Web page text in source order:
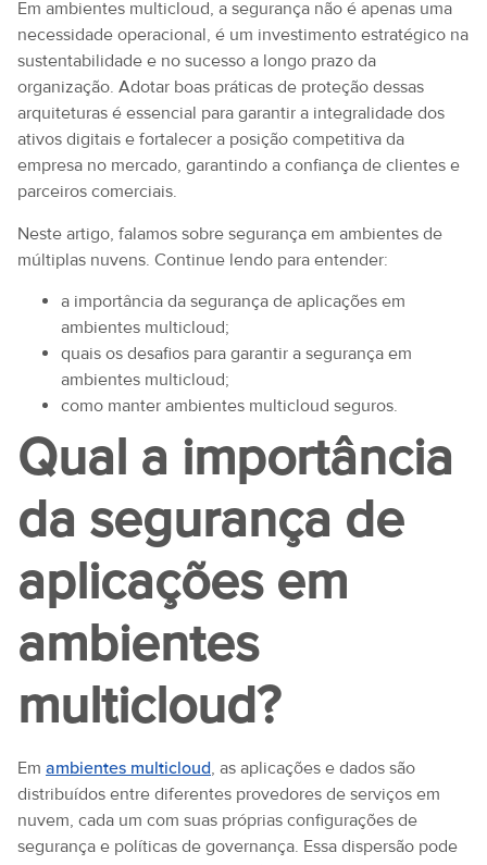
Em ambientes multicloud, a segurança não é apenas uma
necessidade operacional, é um investimento estratégico na
sustentabilidade e no sucesso a longo prazo da
organização. Adotar boas práticas de proteção dessas
arquiteturas é essencial para garantir a integralidade dos
ativos digitais e fortalecer a posição competitiva da
empresa no mercado, garantindo a confiança de clientes e
parceiros comerciais.
Neste artigo, falamos sobre segurança em ambientes de
múltiplas nuvens. Continue lendo para entender:
a importância da segurança de aplicações em
ambientes multicloud;
quais os desafios para garantir a segurança em
ambientes multicloud;
como manter ambientes multicloud seguros.
Qual a importância
da segurança de
aplicações em
ambientes
multicloud?
Em ambientes multicloud, as aplicações e dados são
distribuídos entre diferentes provedores de serviços em
nuvem, cada um com suas próprias configurações de
segurança e políticas de governança. Essa dispersão pode